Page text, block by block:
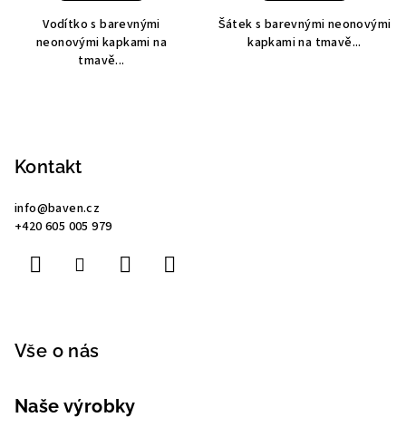
Vodítko s barevnými
neonovými kapkami na
tmavě...
Šátek s barevnými neonovými
kapkami na tmavě...
Kontakt
info@baven.cz
+420 605 005 979
Vše o nás
Naše výrobky